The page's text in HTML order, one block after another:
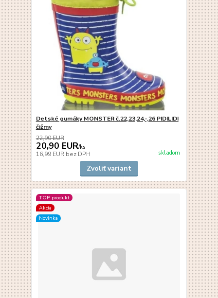
Detské gumáky MONSTER č.22,23,24,-,26 PIDILIDI
čižmy
22,90 EUR
20,90 EUR/ks
16,99 EUR bez DPH skladom
Zvoliť variant
TOP produkt
Akcia
Novinka